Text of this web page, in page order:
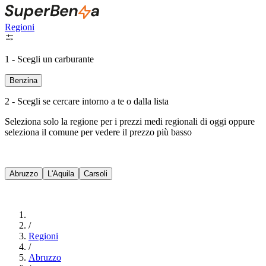
Regioni
1 - Scegli un carburante
Benzina
2 - Scegli se cercare intorno a te o dalla lista
Seleziona solo la regione per i prezzi medi regionali di oggi oppure
seleziona il comune per vedere il prezzo più basso
Abruzzo L'Aquila Carsoli
/
Regioni
/
Abruzzo